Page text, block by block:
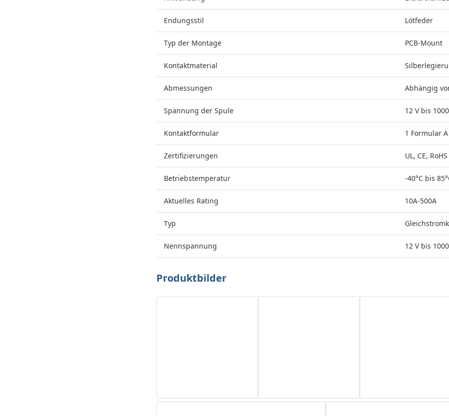
Endungsstil Lötfeder
Typ der Montage PCB-Mount
Kontaktmaterial
Abmessungen Abhängig
Spannung der Spule 12 V bis
Kontaktformular 1 Formular A
Zertifizierungen UL, CE, RoHS
Betriebstemperatur -40°C bis
Aktuelles Rating 10A-500A
Typ
Nennspannung 12 V bis
Produktbilder